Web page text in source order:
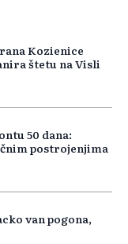
Kozienice
štetu na Visli
50 dana:
postrojenjima
van pogona,